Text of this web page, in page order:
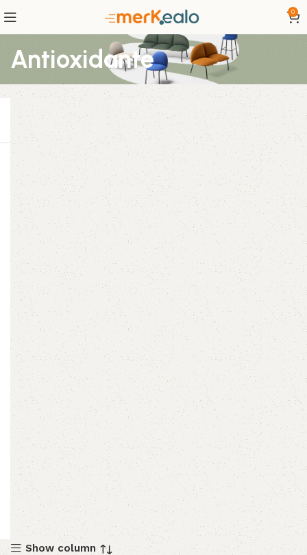
0
Antioxidante
Show column